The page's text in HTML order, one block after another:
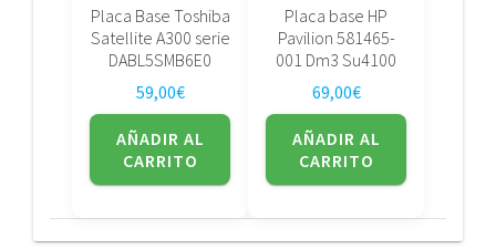
Placa Base Toshiba
Satellite A300 serie
DABL5SMB6E0
59,00€
AÑADIR AL
CARRITO
Placa base HP
Pavilion 581465-
001 Dm3 Su4100
69,00€
AÑADIR AL
CARRITO